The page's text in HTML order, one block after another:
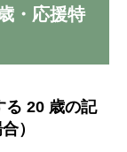
・応援特
る 20 歳の記
）